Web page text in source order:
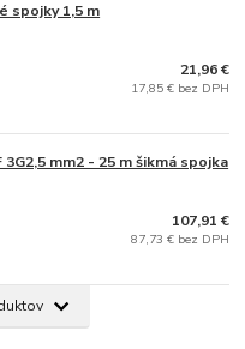
spojky 1,5 m
21,96 €
17,85 € bez DPH
3G2,5 mm2 - 25 m šikmá spojka
107,91 €
87,73 € bez DPH